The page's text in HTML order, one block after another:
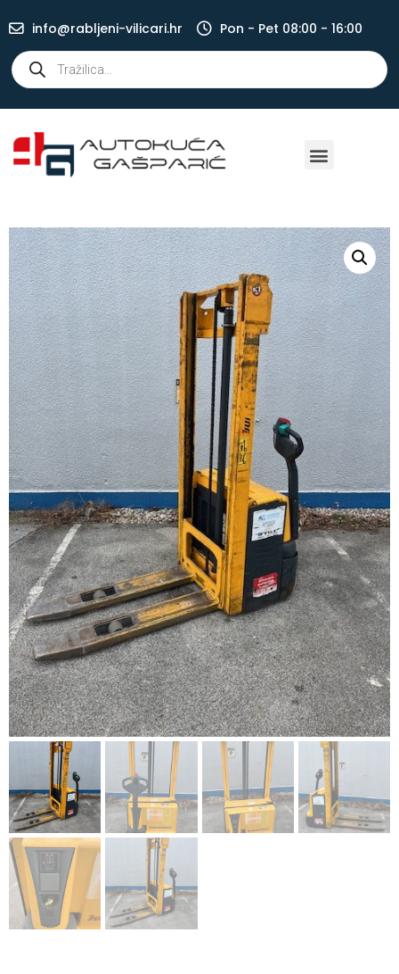
info@rabljeni-vilicari.hr Pon - Pet 08:00 - 16:00